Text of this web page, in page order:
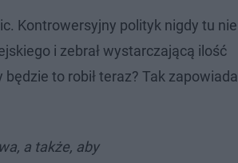
Kontrowersyjny polityk nigdy tu nie
i zebrał wystarczającą ilość
to robił teraz? Tak zapowiada
a także, aby